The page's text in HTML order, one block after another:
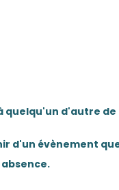
quelqu'un d'autre
d'un évènement